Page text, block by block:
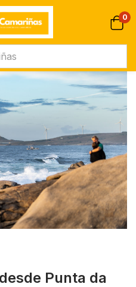
0
Punta da